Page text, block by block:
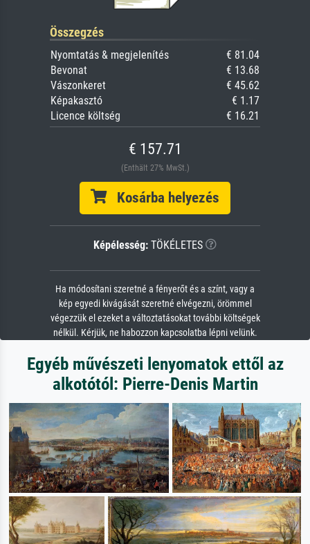
Összegzés
Nyomtatás & megjelenítés
€ 81.04
Bevonat
€ 13.68
Vászonkeret
€ 45.62
Képakasztó
€ 1.17
Licence költség
€ 16.21
€ 157.71
(Enthält 27% MwSt.)
Kosárba helyezés
Képélesség: TÖKÉLETES
Ha módosítani szeretné a fényerőt és a színt, vagy a
kép egyedi kivágását szeretné elvégezni, örömmel
végezzük el ezeket a változtatásokat további költségek
nélkül. Kérjük, ne habozzon kapcsolatba lépni velünk.
Egyéb művészeti lenyomatok ettől az
alkotótól: Pierre-Denis Martin